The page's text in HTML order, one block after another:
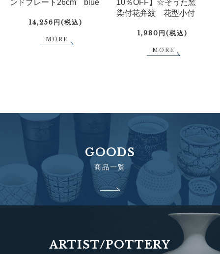
ンドプレート26cm blue
14,256円(税込)
MORE
10％OFF】☆そうた窯
染付花弁紋 花型小付
1,980円(税込)
MORE
GOODS
商品一覧
ARTIST/POTTERY